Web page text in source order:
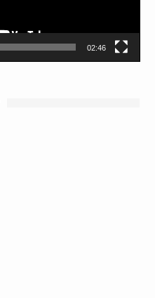
02:46